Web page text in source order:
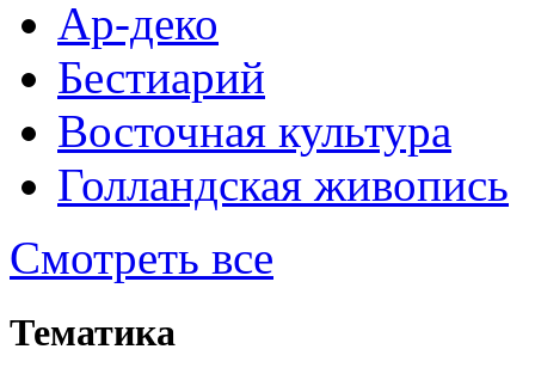
Ар-деко
Бестиарий
Восточная культура
Голландская живопись
Смотреть все
Тематика